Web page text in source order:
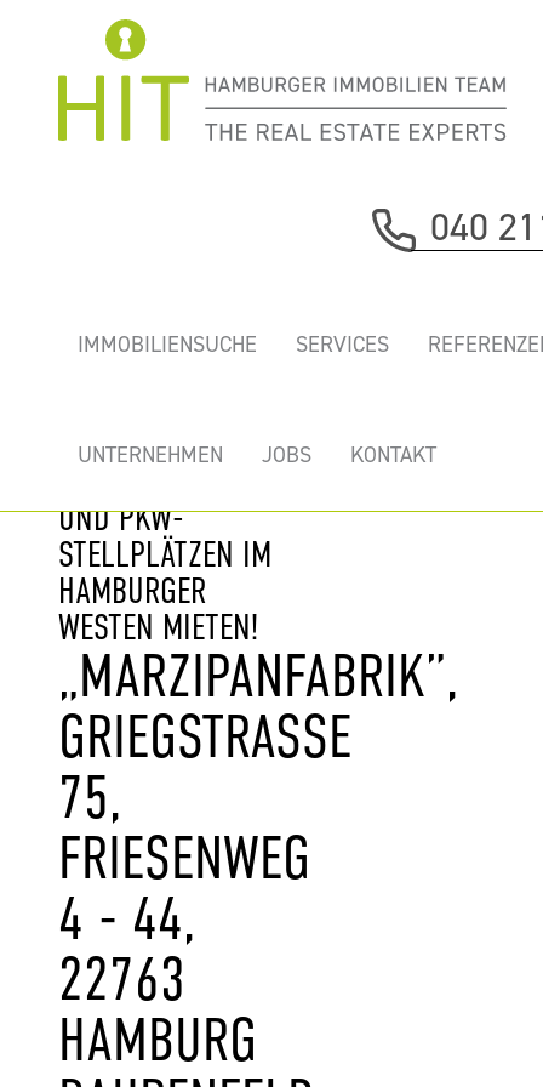
040
IMMOBILIENSUCHE SERVICES
UNTERNEHMEN JOBS KONTAKT
„MARZIPANFABRIK”
LOFTS MIT
UND PKW-
STELLPLÄTZEN IM
HAMBURGER
WESTEN MIETEN!
„MARZIPANFABRIK”,
GRIEGSTRASSE 7
5, F
RIESENWEG 4
- 44, 2
2763 H
AMBURG B